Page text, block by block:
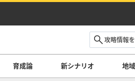
育成論 新シナリオ 地